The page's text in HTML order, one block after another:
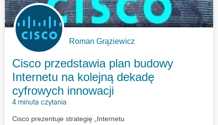
Roman Grąziewicz
Cisco przedstawia plan budowy
Internetu na kolejną dekadę
cyfrowych innowacji
4 minuta czytania
Cisco prezentuje strategię „Internetu